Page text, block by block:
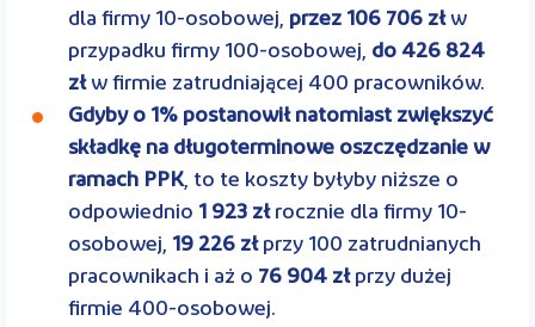
dla firmy 10-osobowej, przez 106 706 złw
przypadku firmy 100-osobowej, do 426 824
złw firmie zatrudniającej 400 pracowników.
Gdyby o 1% postanowił natomiast zwiększyć
składkę na długoterminowe oszczędzanie w
ramach PPK, to te koszty byłyby niższe o
odpowiednio 1 923 złrocznie dla firmy 10-
osobowej, 19 226 złprzy 100 zatrudnianych
pracownikach i aż o 76 904 zł przy dużej
firmie 400-osobowej.